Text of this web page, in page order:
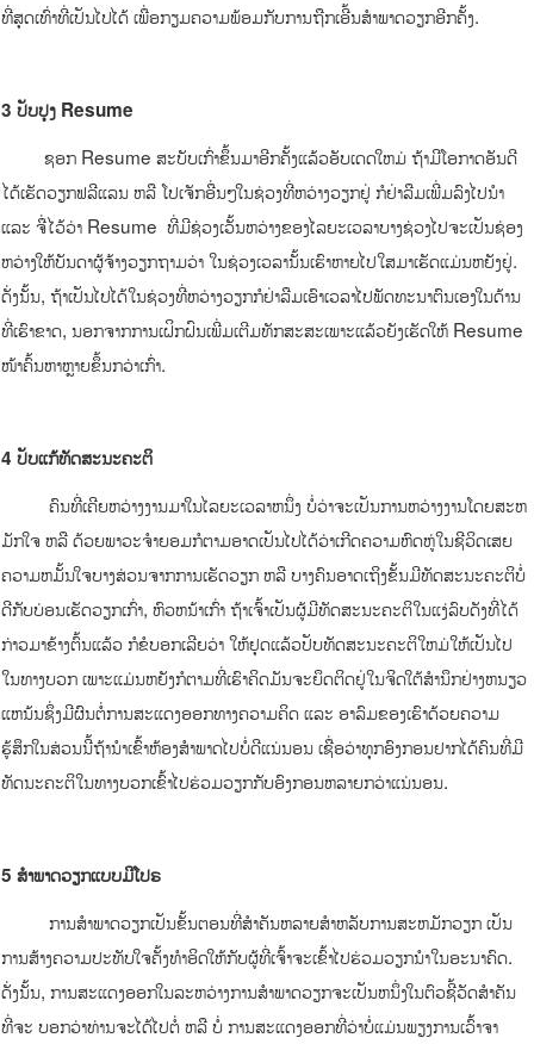
ທີ່ສຸດເທົ່າທີ່ເປັນໄປໄດ້ ເພື່ອກຽມຄວາມພ້ອມກັບການຖືກເອີ້ນສໍາພາດວຽກອີກຄັ້ງ.
3 ປັບປຸງ Resume
ຊອກ Resume ສະບັບເກົ່າຂຶ້ນມາອີກຄັ້ງແລ້ວອັບເດດໃຫມ່ ຖ້າມີໂອກາດອັນດີ
ໄດ້ເຮັດວຽກຟລີແລນ ຫລື ໂປເຈັກອື່ນໆໃນຊ່ວງທີ່ຫວ່າງວຽກຢູ່ ກໍຢ່າລືມເພີ່ມລົງໄປນໍາ
ແລະ ຈື່ໄວ້ວ່າ Resume ທີ່ມີຊ່ວງເວັ້ນຫວ່າງຂອງໄລຍະເວລາບາງຊ່ວງໄປຈະເປັນຊ່ອງ
ຫວ່າງໃຫ້ບັນດາຜູ້ຈ້າງວຽກຖາມວ່າ ໃນຊ່ວງເວລານັ້ນເຮົາຫາຍໄປໃສມາເຮັດແມ່ນຫຍັງຢູ່.
ດັ່ງນັ້ນ, ຖ້າເປັນໄປໄດ້ໃນຊ່ວງທີ່ຫວ່າງວຽກກໍຢ່າລືມເອົາເວລາໄປພັດທະນາຕົນເອງໃນດ້ານ
ທີ່ເຮົາຂາດ, ນອກຈາກການເຝິກຝົນເພີ່ມເຕີມທັກສະສະເພາະແລ້ວຍັງເຮັດໃຫ້ Resume
ໜ້າຄົ້ນຫາຫຼາຍຂຶ້ນກວ່າເກົ່າ.
4 ປັບແກ້ທັດສະນະຄະຕິ
ຄົນທີ່ເຄີຍຫວ່າງງານມາໃນໄລຍະເວລາຫນຶ່ງ ບໍ່ວ່າຈະເປັນການຫວ່າງງານໂດຍສະຫ
ມັກໃຈ ຫລື ດ້ວຍພາວະຈໍາຍອມກໍຕາມອາດເປັນໄປໄດ້ວ່າເກີດຄວາມຫົດຫູ່ໃນຊີວິດເສຍ
ຄວາມຫມັ້ນໃຈບາງສ່ວນຈາກການເຮັດວຽກ ຫລື ບາງຄົນອາດເຖິງຂັ້ນມີທັດສະນະຄະຕິບໍ່
ດີກັບບ່ອນເຮັດວຽກເກົ່າ, ຫົວຫນ້າເກົ່າ ຖ້າເຈົ້າເປັນຜູ້ມີທັດສະນະຄະຕິໃນແງ່ລົບດັງທີ່ໄດ້
ກ່າວມາຂ້າງຕົ້ນແລ້ວ ກໍຂໍບອກເລີຍວ່າ ໃຫ້ຢຸດແລ້ວປັບທັດສະນະຄະຕິໃຫມ່ໃຫ້ເປັນໄປ
ໃນທາງບວກ ເພາະແມ່ນຫຍັງກໍຕາມທີ່ເຮົາຄິດມັນຈະຍຶດຕິດຢູ່ໃນຈິດໃຕ້ສໍານຶກຢ່າງຫນຽວ
ແຫນ້ນຊຶ່ງມີຜົນຕໍ່ການສະແດງອອກທາງຄວາມຄິດ ແລະ ອາລົມຂອງເຮົາດ້ວຍຄວາມ
ຮູ້ສຶກໃນສ່ວນນີ້ຖ້ານໍາເຂົ້າຫ້ອງສໍາພາດໄປບໍ່ດີແນ່ນອນ ເຊື່ອວ່າທຸກອົງກອນຢາກໄດ້ຄົນທີ່ມີ
ທັດນະຄະຕິໃນທາງບວກເຂົ້າໄປຮ່ວມວຽກກັບອົງກອນຫລາຍກວ່າແນ່ນອນ.
5 ສໍາພາດວຽກແບບມືໂປຣ
ການສໍາພາດວຽກເປັນຂັ້ນຕອນທີ່ສໍາຄັນຫລາຍສໍາຫລັບການສະຫມັກວຽກ ເປັນ
ການສ້າງຄວາມປະທັບໃຈຄັ້ງທໍາອິດໃຫ້ກັບຜູ້ທີ່ເຈົ້າຈະເຂົ້າໄປຮ່ວມວຽກນໍາໃນອະນາຄົດ.
ດັ່ງນັ້ນ, ການສະແດງອອກໃນລະຫວ່າງການສໍາພາດວຽກຈະເປັນຫນຶ່ງໃນຕົວຊີ້ວັດສໍາຄັນ
ທີ່ຈະ ບອກວ່າທ່ານຈະໄດ້ໄປຕໍ່ ຫລື ບໍ່ ການສະແດງອອກທີ່ວ່າບໍ່ແມ່ນພຽງການເວົ້າຈາ